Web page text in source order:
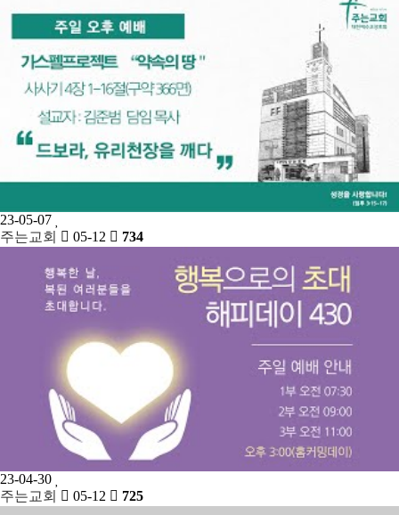
23-05-07
주는교회
05-12 734
23-04-30
주는교회
05-12 725